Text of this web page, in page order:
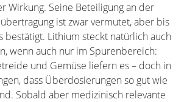
Wirkung. Seine Beteiligung an der
ist zwar vermutet, aber bis
bestätigt. Lithium steckt natürlich auch
wenn auch nur im Spurenbereich:
und Gemüse liefern es – doch in
dass Überdosierungen so gut wie
Sobald aber medizinisch relevante